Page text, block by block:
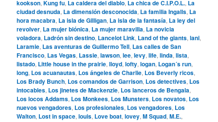
kookson,Kung fu, La caldera del diablo, La chica de C.I.P.O.L., La
ciudad desnuda, La dimensión desconocida, La familia Ingalls, La
hora macabra, La isla de Gilligan, La isla de la fantasía, La ley del
revolver, La mujer biónica, La mujer maravilla, La novicia
voladora, Ladrón sin destino, Lancelot Link, Land of the giants,lani,
Laramie, Las aventuras de Guillermo Tell, Las calles de San
Francisco, Las Vegas, Lassie,lawson,lee,levy,life,linda,lista,
listado, Little house in the prairie,lloyd,lofty,logan, Logan´s run,
long, Los acuanautas, Los ángeles de Charlie, Los Beverly ricos,
Los Brady Bunch, Los comandos de Garrison, Los detectives, Los
intocables, Los jinetes de Mackenzie, Los lanceros de Bengala,
Los locos Addams, Los Monkees, Los Munsters, Los novatos, Los
nuevos vengadores, Los profesionales, Los vengadores, Los
Walton, Lost in space,louis, Love boat,lovey,M Squad,M.E.,